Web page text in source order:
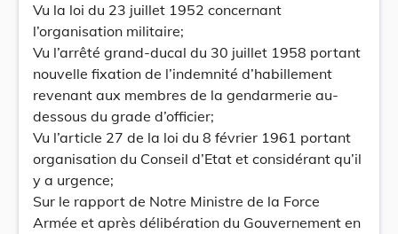
Vu la loi du 23 juillet 1952 concernant
l’organisation militaire;
Vu l’arrêté grand-ducal du 30 juillet 1958 portant
nouvelle fixation de l’indemnité d’habillement
revenant aux membres de la gendarmerie au-
dessous du grade d’officier;
Vu l’article 27 de la loi du 8 février 1961 portant
organisation du Conseil d’Etat et considérant qu’il
y a urgence;
Sur le rapport de Notre Ministre de la Force
Armée et après délibération du Gouvernement en